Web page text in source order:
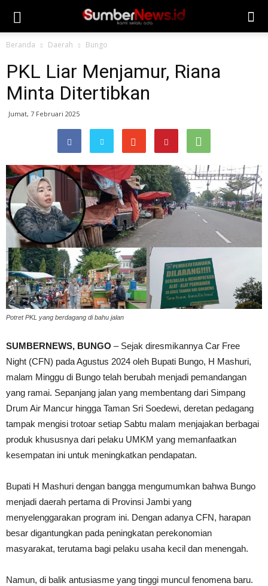
Beranda Daerah Bungo
PKL Liar Menjamur, Riana
Minta Ditertibkan
Jumat, 7 Februari 2025
Potret PKL yang berdagang di bahu jalan
SUMBERNEWS, BUNGO – Sejak diresmikannya Car Free
Night (CFN) pada Agustus 2024 oleh Bupati Bungo, H Mashuri,
malam Minggu di Bungo telah berubah menjadi pemandangan
yang ramai. Sepanjang jalan yang membentang dari Simpang
Drum Air Mancur hingga Taman Sri Soedewi, deretan pedagang
tampak mengisi trotoar setiap Sabtu malam menjajakan berbagai
produk khususnya dari pelaku UMKM yang memanfaatkan
kesempatan ini untuk meningkatkan pendapatan.
Bupati H Mashuri dengan bangga mengumumkan bahwa Bungo
menjadi daerah pertama di Provinsi Jambi yang
menyelenggarakan program ini. Dengan adanya CFN, harapan
besar digantungkan pada peningkatan perekonomian
masyarakat, terutama bagi pelaku usaha kecil dan menengah.
Namun, di balik antusiasme yang tinggi muncul fenomena baru.